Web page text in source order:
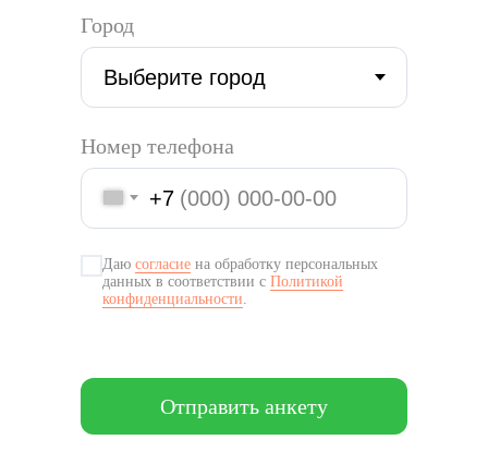
Город
Номер телефона
+7
Даю согласие на обработку персональных
данных в соответствии с Политикой
конфиденциальности.
Отправить анкету